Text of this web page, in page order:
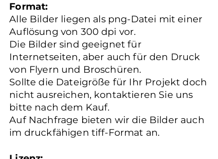
Format:
Alle Bilder liegen als png-Datei mit einer
Auflösung von 300 dpi vor.
Die Bilder sind geeignet für
Internetseiten, aber auch für den Druck
von Flyern und Broschüren.
Sollte die Dateigröße für Ihr Projekt doch
nicht ausreichen, kontaktieren Sie uns
bitte nach dem Kauf.
Auf Nachfrage bieten wir die Bilder auch
im druckfähigen tiff-Format an.